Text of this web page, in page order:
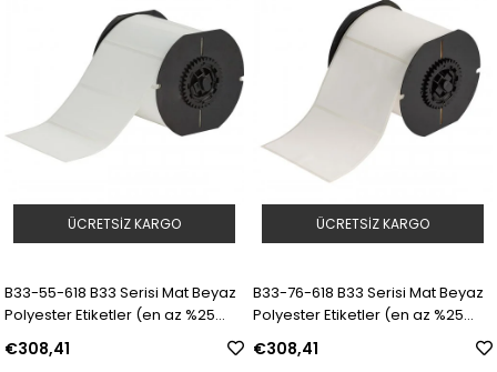
B33-55-618 B33 Serisi Mat Beyaz
Polyester Etiketler (en az %25
geri dönüştürülmüş bileşen) |
Model: 153250 | SKU: Y4957981
€308,41
ÜCRETSIZ KARGO
B33-76-618 B33 Serisi Mat Beyaz
Polyester Etiketler (en az %25
geri dönüştürülmüş bileşen) |
Model: 153251 | SKU: Y4957982
€308,41
ÜCRETSIZ KARGO